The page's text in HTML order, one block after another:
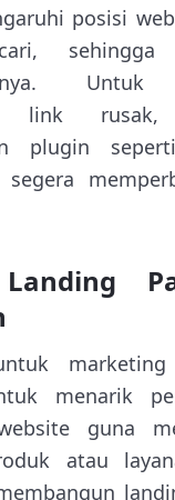
posisi
Untuk
link
plugin
segera
menarik
guna
atau